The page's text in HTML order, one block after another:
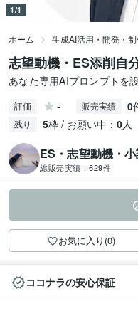
1/1
ホーム 生成AI活用・開発・
志望動機・ES添削自
あなた専用AIプロンプトを
評価 - 販売実績 0
残り 5枠 / お願い中： 0人
ES・志望動機・
総販売実績： 629件
お気に入り(0)
ココナラの安心保証